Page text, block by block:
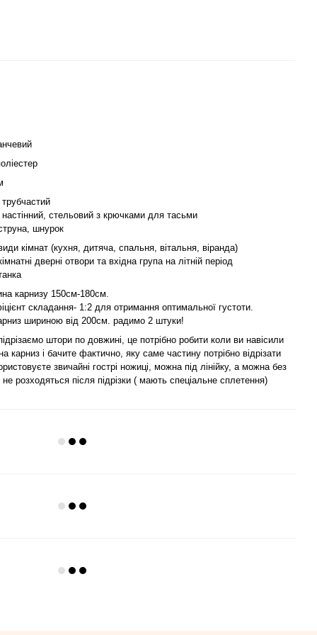
трубчастий
настінний, стельовий з крючками для тасьми
шнурок
кімнат (кухня, дитяча, спальня, вітальня, віранда)
дверні отвори та вхідна група на літній період
карнизу 150см-180см.
складання- 1:2 для отримання оптимальної густоти.
шириною від 200см. радимо 2 штуки!
штори по довжині, це потрібно робити коли ви навісили
карниз і бачите фактично, яку саме частину потрібно відрізати
звичайні гострі ножиці, можна під лінійку, а можна без
не розходяться після підрізки ( мають спеціальне сплетення)